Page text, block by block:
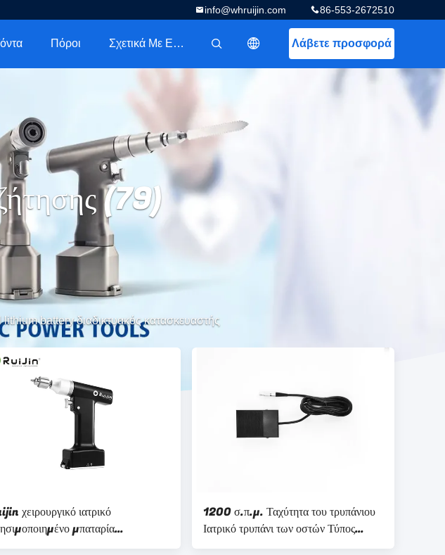
86-553-2672510
info@whruijin.com
Λάβετε προσφορά
Πόροι Σχετικά Με Εμάς
(79)
battery διαδικτυακός κατασκευαστής
χειρουργικό ιατρικό
μπαταρία
τρυπάνι λίθιου τρυπανιών
1200 σ.π.μ. Ταχύτητα του τρυπάνιου
Ιατρικό τρυπάνι των οστών Τύπος
τρυπάνιου αυτοκλάβωσης με μπαταρία